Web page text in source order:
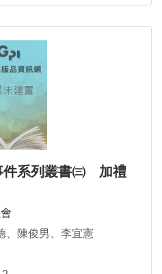
件系列叢書㈢ 加禮
、陳俊男、李宜憲